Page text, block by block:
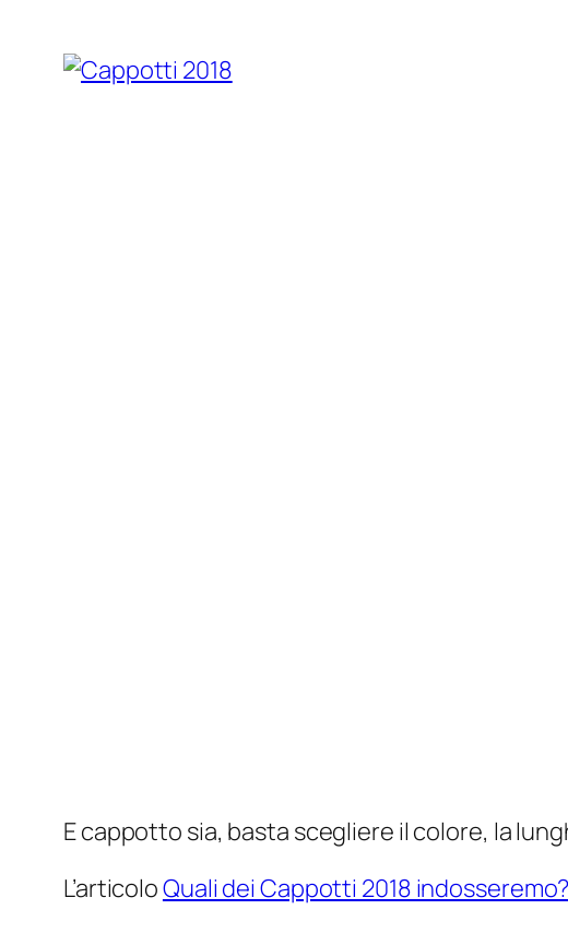
E cappotto sia, basta scegliere il colore, la
L’articoloQuali dei Cappotti 2018 indosseremo?